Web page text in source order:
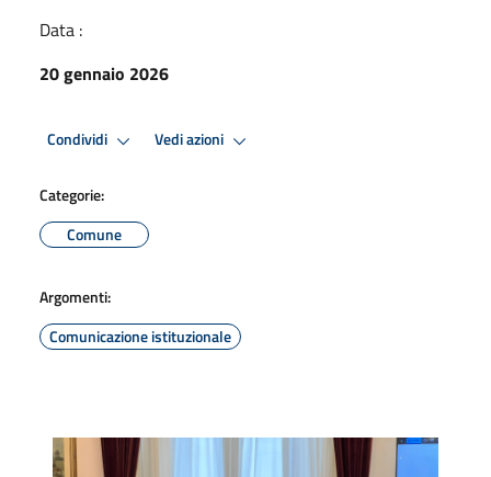
Data :
20 gennaio 2026
Condividi Vedi azioni
Categorie:
Comune
Argomenti:
Comunicazione istituzionale